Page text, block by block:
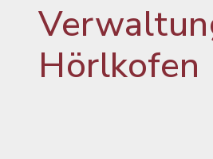
Hörlkofen